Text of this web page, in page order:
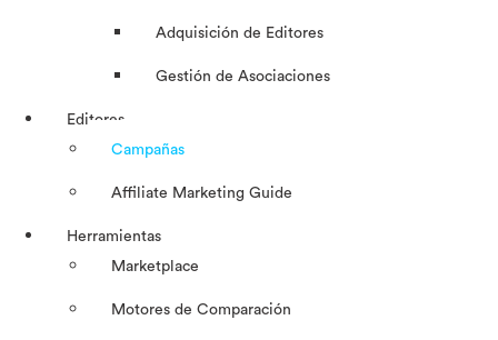
Adquisición de Editores
Gestión de Asociaciones
Editores
Campañas
Affiliate Marketing Guide
Herramientas
Marketplace
Motores de Comparación